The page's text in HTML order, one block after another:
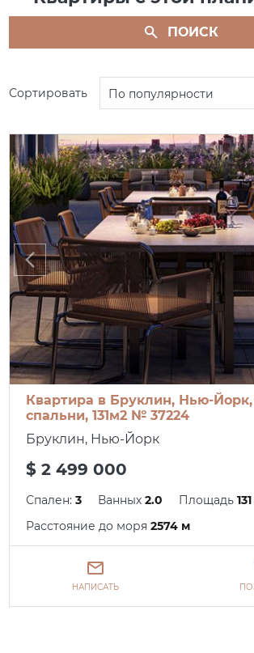
ПОИСК
Сортировать По популярности
Квартира в Бруклин, Нью-
спальни, 131м2 № 37224
Бруклин, Нью-Йорк
$ 2 499 000
Спален:3 Ванных2.0 Площадь
Расстояние до моря2574 м
НАПИСАТЬ